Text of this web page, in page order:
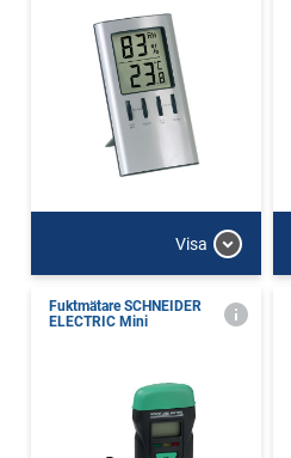
Visa
Fuktmätare SCHNEIDER
ELECTRIC Mini